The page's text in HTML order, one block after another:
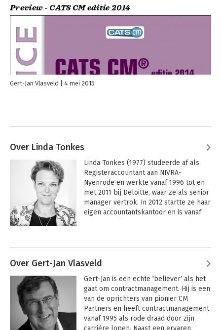
Preview - CATS CM editie 2014
Gert-Jan Vlasveld 4 mei 2015
Over Linda Tonkes
Linda Tonkes (1977) studeerde af als
Registeraccountant aan NIVRA-
Nyenrode en werkte vanaf 1996 tot en
met 2011 bij Deloitte, waar ze als senior
manager vertrok. In 2012 startte ze haar
eigen accountantskantoor en is vanaf
tot CM Partners en in die hoedanigheid
en als coauteur betrokken bij de
totstandkoming van het boek 'CATS CM
versie 4: Van werken aan contracten
naar contracten die werken'.
Over Gert-Jan Vlasveld
Gert-Jan is een echte ‘believer’ als het
gaat om contractmanagement. Hij is een
van de oprichters van pionier CM
Partners en heeft contractmanagement
vanaf 1995 als rode draad door zijn